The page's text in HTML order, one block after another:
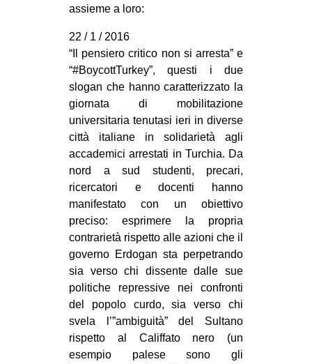
RECENSIONI
INTERNAZIONALE
AFRICA
AMERICHE
ESTREMO ORIENTE
EUROPA
MONDO
EVENTI
in
Fb
tw
assieme a loro:
22 / 1 / 2016
“Il pensiero critico non si arresta” e
“‪#‎BoycottTurkey‬”, questi i due
slogan che hanno caratterizzato la
giornata di mobilitazione
universitaria tenutasi ieri in diverse
città italiane in solidarietà agli
accademici arrestati in Turchia. Da
nord a sud studenti, precari,
ricercatori e docenti hanno
manifestato con un obiettivo
preciso: esprimere la propria
contrarietà rispetto alle azioni che il
governo Erdogan sta perpetrando
sia verso chi dissente dalle sue
politiche repressive nei confronti
del popolo curdo, sia verso chi
svela l’”ambiguità” del Sultano
rispetto al Califfato nero (un
esempio palese sono gli